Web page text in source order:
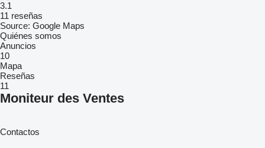
3.1
11 reseñas
Source: Google Maps
Quiénes somos
Anuncios
10
Mapa
Reseñas
11
Moniteur des Ventes
Contactos